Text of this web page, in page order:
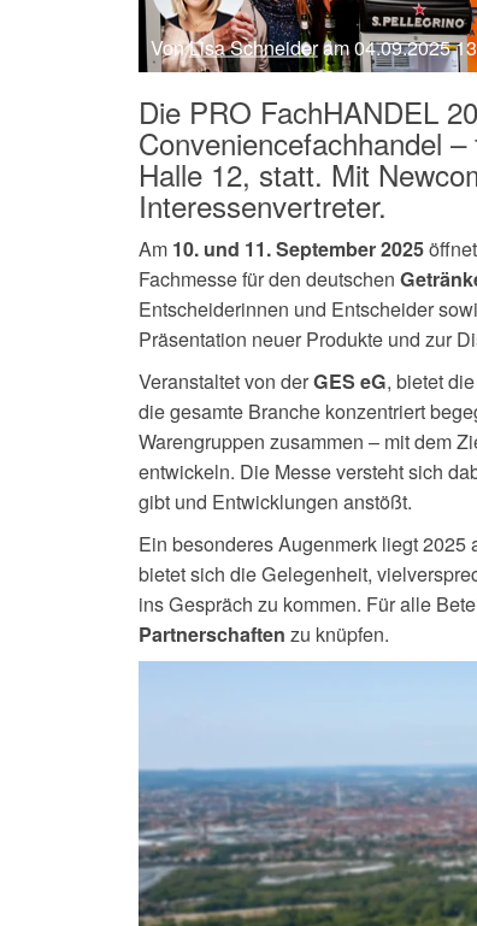
VonLisa Schneideram 04.09.2025
Die PRO FachHANDEL
Conveniencefachhandel
Halle 12, statt. Mit
Interessenvertreter.
Am 10. und 11. September 2025
Fachmesse für den deutschen
Entscheiderinnen und Entscheider
Präsentation neuer Produkte und zur
Veranstaltet von derGES eG, bietet die
die gesamte Branche konzentriert
Warengruppen zusammen – mit dem
entwickeln. Die Messe versteht sich
gibt und Entwicklungen anstößt.
Ein besonderes Augenmerk liegt 2025
bietet sich die Gelegenheit,
ins Gespräch zu kommen. Für alle
Partnerschaften zu knüpfen.